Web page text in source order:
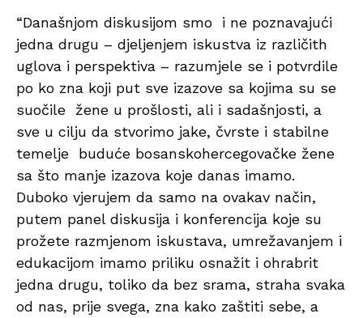
“Današnjom diskusijom smo i ne poznavajući
jedna drugu – djeljenjem iskustva iz različith
uglova i perspektiva – razumjele se i potvrdile
po ko zna koji put sve izazove sa kojima su se
suočile žene u prošlosti, ali i sadašnjosti, a
sve u cilju da stvorimo jake, čvrste i stabilne
temelje buduće bosanskohercegovačke žene
sa što manje izazova koje danas imamo.
Duboko vjerujem da samo na ovakav način,
putem panel diskusija i konferencija koje su
prožete razmjenom iskustava, umrežavanjem i
edukacijom imamo priliku osnažit i ohrabrit
jedna drugu, toliko da bez srama, straha svaka
od nas, prije svega, zna kako zaštiti sebe, a